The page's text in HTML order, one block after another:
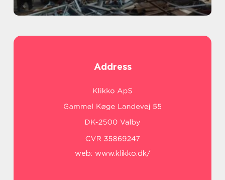
Address
web: www.klikko.dk/